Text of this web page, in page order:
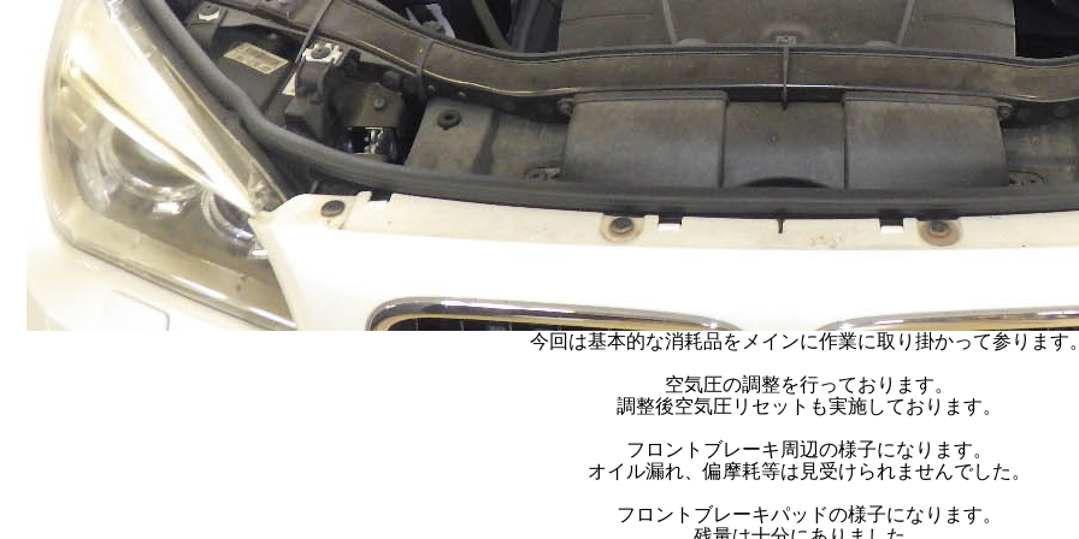
今回は基本的な消耗品をメインに作業に取り掛かって参ります
空気圧の調整を行っております。
調整後空気圧リセットも実施しております。
フロントブレーキ周辺の様子になります。
オイル漏れ、偏摩耗等は見受けられませんでした。
フロントブレーキパッドの様子になります。